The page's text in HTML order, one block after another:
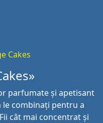
Cakes
parfumate și apetisant
le combinați pentru a
cât mai concentrat și